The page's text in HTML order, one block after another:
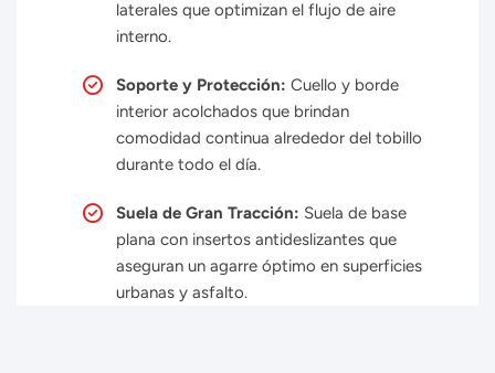
laterales que optimizan el flujo de aire
interno.
Soporte y Protección: Cuello y borde
interior acolchados que brindan
comodidad continua alrededor del tobillo
durante todo el día.
Suela de Gran Tracción: Suela de base
plana con insertos antideslizantes que
aseguran un agarre óptimo en superficies
urbanas y asfalto.